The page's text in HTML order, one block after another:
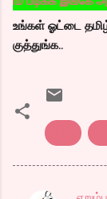
உங்கள் ஓட்டை
குத்துங்க..